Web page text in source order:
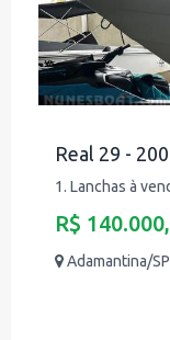
Real 29 -
1. Lanchas à
R$
Adamantina/SP